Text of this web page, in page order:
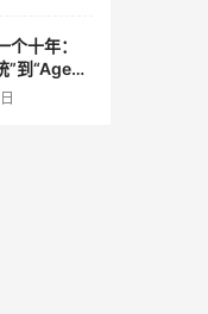
个十年：
”到“Agent